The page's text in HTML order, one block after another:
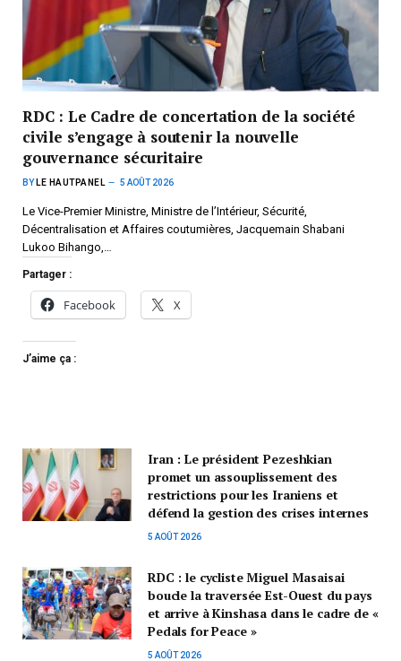
RDC : Le Cadre de concertation de la société
civile s’engage à soutenir la nouvelle
gouvernance sécuritaire
BY LE HAUTPANEL 5 AOÛT 2026
Le Vice-Premier Ministre, Ministre de l’Intérieur, Sécurité,
Décentralisation et Affaires coutumières, Jacquemain Shabani
Lukoo Bihango,…
Partager :
Facebook X
J’aime ça :
Iran : Le président Pezeshkian
promet un assouplissement des
restrictions pour les Iraniens et
défend la gestion des crises internes
5 AOÛT 2026
RDC : le cycliste Miguel Masaisai
boucle la traversée Est-Ouest du pays
et arrive à Kinshasa dans le cadre de «
Pedals for Peace »
5 AOÛT 2026